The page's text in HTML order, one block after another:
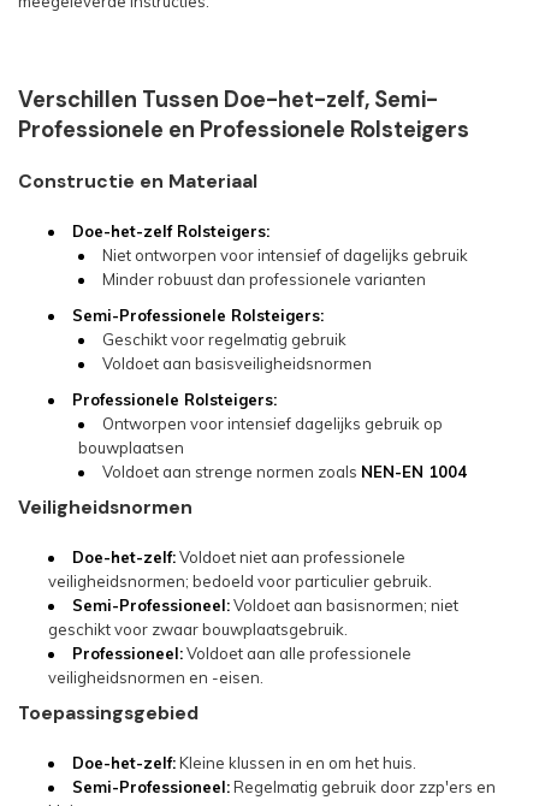
Verschillen Tussen Doe-het-zelf, Semi-
Professionele en Professionele Rolsteigers
Constructie en Materiaal
Doe-het-zelf Rolsteigers:
Niet ontworpen voor intensief of dagelijks gebruik
Minder robuust dan professionele varianten
Semi-Professionele Rolsteigers:
Geschikt voor regelmatig gebruik
Voldoet aan basisveiligheidsnormen
Professionele Rolsteigers:
Ontworpen voor intensief dagelijks gebruik op
bouwplaatsen
Voldoet aan strenge normen zoals NEN-EN 1004
Veiligheidsnormen
Doe-het-zelf:Voldoet niet aan professionele
veiligheidsnormen; bedoeld voor particulier gebruik.
Semi-Professioneel:Voldoet aan basisnormen; niet
geschikt voor zwaar bouwplaatsgebruik.
Professioneel:Voldoet aan alle professionele
veiligheidsnormen en -eisen.
Toepassingsgebied
Doe-het-zelf:Kleine klussen in en om het huis.
Semi-Professioneel:Regelmatig gebruik door zzp'ers en